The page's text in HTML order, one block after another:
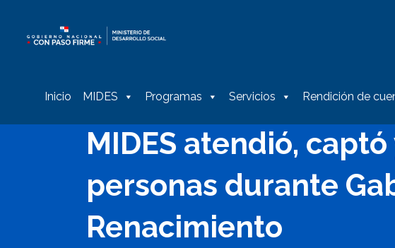
Inicio MIDES Programas Servicios Rendición de
MIDES atendió,
personas durante
Renacimiento